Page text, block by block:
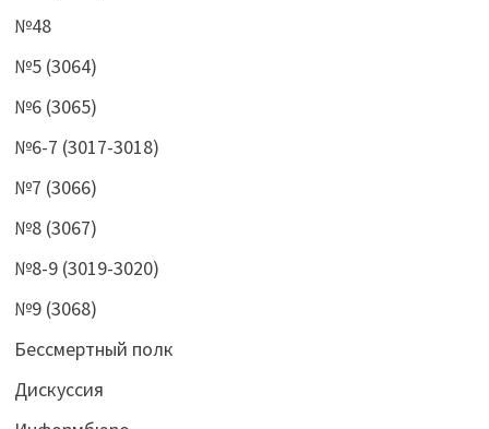
№48
№5 (3064)
№6 (3065)
№6-7 (3017-3018)
№7 (3066)
№8 (3067)
№8-9 (3019-3020)
№9 (3068)
Бессмертный полк
Дискуссия